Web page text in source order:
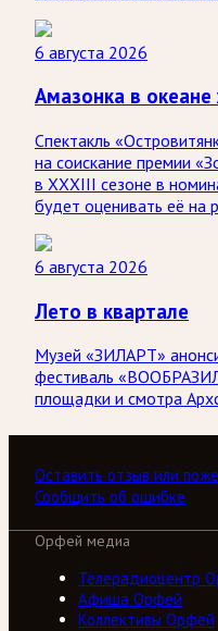
6 августа 2026
Амазонка в океане
Спектакль
на соискание премии
в XXXIII сезоне в
будет оценивать её на
6 августа 2026
Лето в квартале
Музей «ЗИЛАРТ»
фестиваль
площадки и смотра
Оставить отзыв или
Сообщить об ошибке
Орфей медиа
Телерадиоцентр
Афиша Орфей
Коллективы Орфей